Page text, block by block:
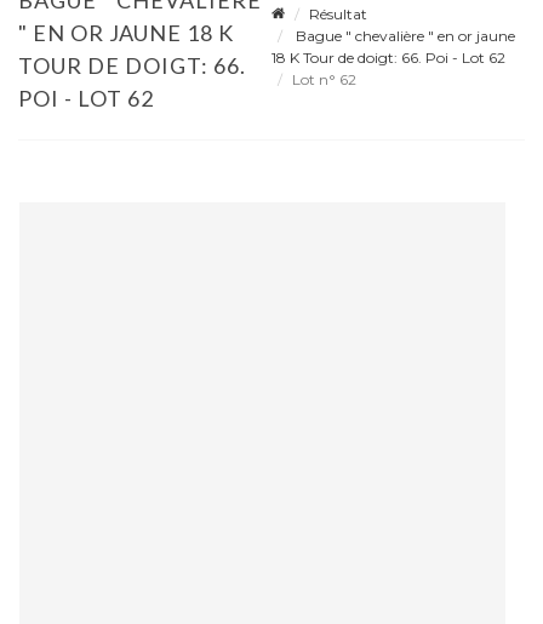
" EN OR JAUNE 18 K
TOUR DE DOIGT: 66.
POI - LOT 62
Résultat
Bague " chevalière " en or jaune
18 K Tour de doigt: 66. Poi - Lot 62
Lot n° 62